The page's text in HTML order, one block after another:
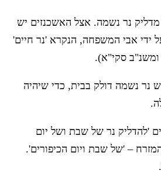
מדליק נר נשמה. אצל האשכנזים יש
ידי אבי המשפחה, הנקרא 'נר חיים'
סקי"א).
נר נשמה דולק בבית, כדי שיהיה
'להדליק נר של שבת ושל יום
– 'של שבת ויום הכיפורים'.